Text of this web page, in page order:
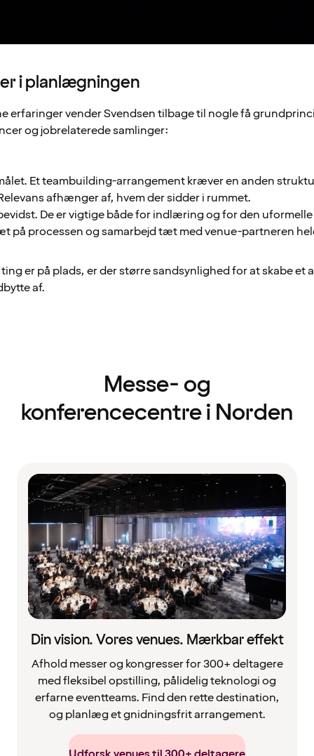
i planlægningen
erfaringer vender Svendsen tilbage til nogle få
og jobrelaterede samlinger:
Et teambuilding-arrangement kræver en anden
afhænger af, hvem der sidder i rummet.
De er vigtige både for indlæring og for den
på processen og samarbejd tæt med venue-partneren
er på plads, er der større sandsynlighed for at skabe et
af.
Messe- og
konferencecentre i Norden
Din vision. Vores venues. Mærkbar effekt
Afhold messer og kongresser for 300+ deltagere
med fleksibel opstilling, pålidelig teknologi og
erfarne eventteams. Find den rette destination,
og planlæg et gnidningsfrit arrangement.